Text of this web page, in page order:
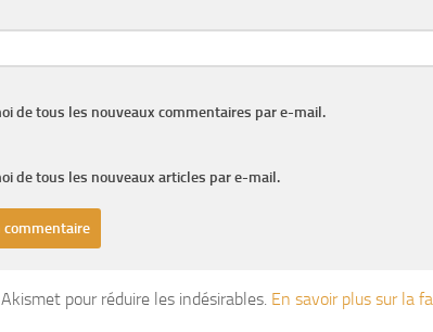
de tous les nouveaux commentaires par e-mail.
de tous les nouveaux articles par e-mail.
pour réduire les indésirables. En savoir plus sur la